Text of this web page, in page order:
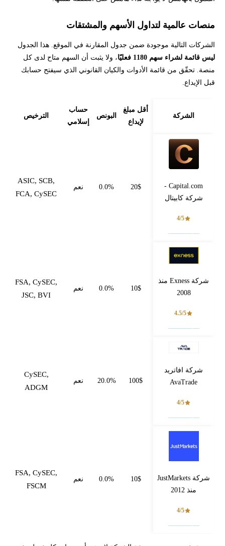
منصات عالمية لتداول الأسهم والمشتقات
الشركات التالية موجودة ضمن جدول المقارنة في الموقع. هذا الجدول
ليس قائمة لشراء سهم 1180 فعليًا
، ولا يثبت أن السهم متاح لدى كل
منصة. تحقّق من قائمة الأدوات والكيان القانوني الذي سيفتح حسابك
قبل الإيداع.
الشركة
أقل مبلغ
لإيداع
البونص
حساب
إسلامي
الترخيص
Capital.com -
شركة كابيتال
4/5
20$
0.0% نعم
ASIC, SCB,
FCA, CySEC
شركة Exness منذ
2008
4.5/5
10$
0.0% نعم
FSA, CySEC,
JSC, BVI
شركة افاتريد
AvaTrade
4/5
100$
20.0% نعم
CySEC,
ADGM
شركة JustMarkets
منذ 2012
4/5
10$
0.0% نعم
FSA, CySEC,
FSCM